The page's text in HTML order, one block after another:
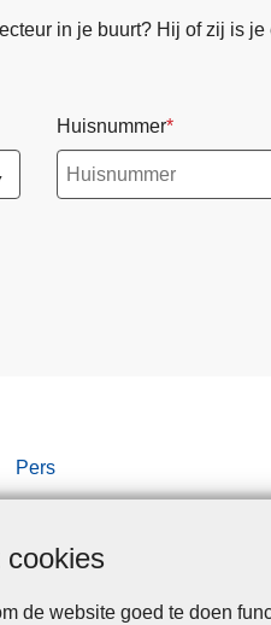
cookies
de website goed te doen
in je buurt? Hij of zij is je
Huisnummer
Pers